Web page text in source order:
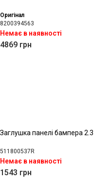
Оригінал
8200394563
Немає в наявності
4869 грн
Заглушка панелі бампера 2.3
511800537R
Немає в наявності
1543 грн